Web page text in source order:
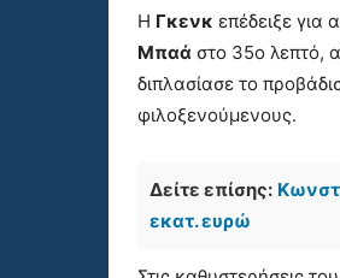
Η Γκενκ επέδειξε για
Μπαά στο 35ο λεπτό,
διπλασίασε το
φιλοξενούμενους.
Δείτε επίσης:
εκατ. ευρώ